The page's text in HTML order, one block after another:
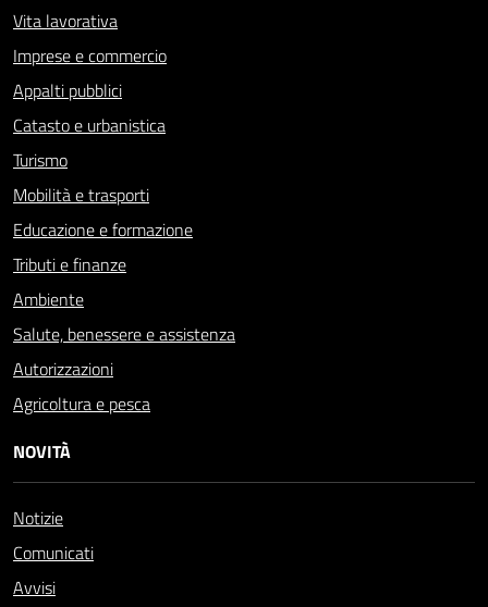
Vita lavorativa
Imprese e commercio
Appalti pubblici
Catasto e urbanistica
Turismo
Mobilità e trasporti
Educazione e formazione
Tributi e finanze
Ambiente
Salute, benessere e assistenza
Autorizzazioni
Agricoltura e pesca
NOVITÀ
Notizie
Comunicati
Avvisi